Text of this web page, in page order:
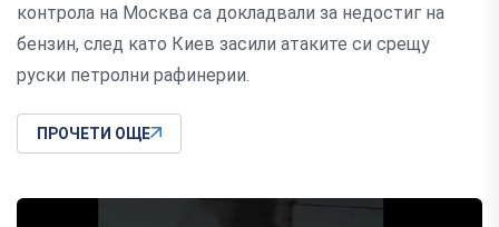
контрола на Москва са докладвали за недостиг на
бензин, след като Киев засили атаките си срещу
руски петролни рафинерии.
ПРОЧЕТИ ОЩЕ